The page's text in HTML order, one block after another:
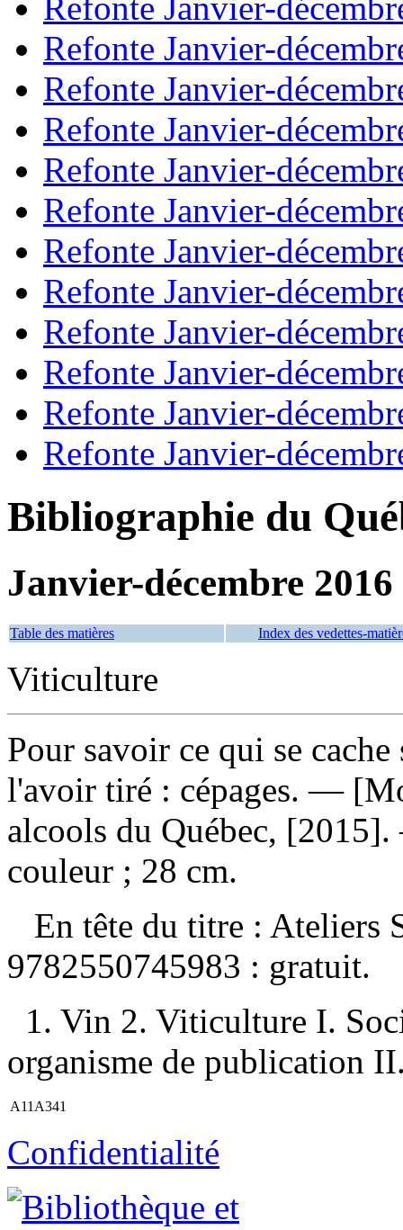
Refonte Janvier-
Refonte Janvier-
Refonte Janvier-
Refonte Janvier-
Refonte Janvier-
Refonte Janvier-
Refonte Janvier-
Refonte Janvier-
Refonte Janvier-
Refonte Janvier-
Refonte Janvier-
Bibliographie du
Janvier-décembre 2016
Table des matières Index des vedettes-
Viticulture
Pour savoir ce qui se
l'avoir tiré : cépages. —
alcools du Québec,
couleur ; 28 cm.
En tête du titre : Ateliers
9782550745983 : gratuit.
1. Vin 2. Viticulture I.
organisme de publication
A11A341
Confidentialité